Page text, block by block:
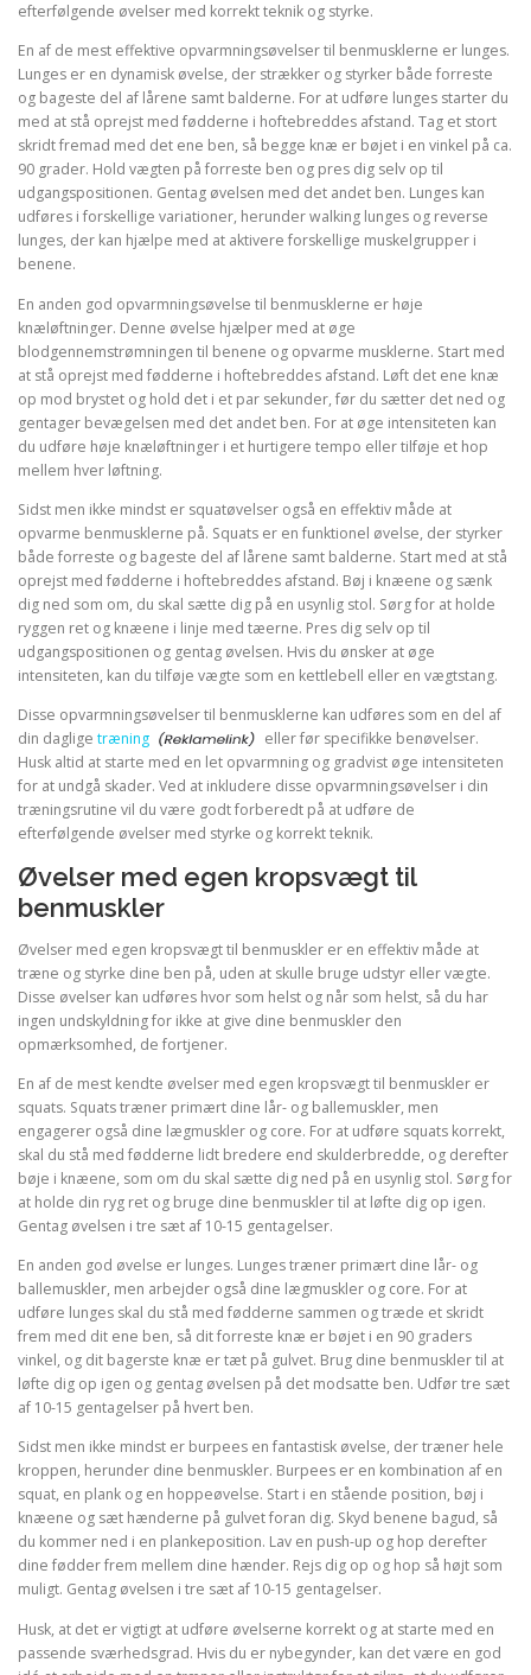
efterfølgende øvelser med korrekt teknik og styrke.
En af de mest effektive opvarmningsøvelser til benmusklerne er lunges.
Lunges er en dynamisk øvelse, der strækker og styrker både forreste
og bageste del af lårene samt balderne. For at udføre lunges starter du
med at stå oprejst med fødderne i hoftebreddes afstand. Tag et stort
skridt fremad med det ene ben, så begge knæ er bøjet i en vinkel på ca.
90 grader. Hold vægten på forreste ben og pres dig selv op til
udgangspositionen. Gentag øvelsen med det andet ben. Lunges kan
udføres i forskellige variationer, herunder walking lunges og reverse
lunges, der kan hjælpe med at aktivere forskellige muskelgrupper i
benene.
En anden god opvarmningsøvelse til benmusklerne er høje
knæløftninger. Denne øvelse hjælper med at øge
blodgennemstrømningen til benene og opvarme musklerne. Start med
at stå oprejst med fødderne i hoftebreddes afstand. Løft det ene knæ
op mod brystet og hold det i et par sekunder, før du sætter det ned og
gentager bevægelsen med det andet ben. For at øge intensiteten kan
du udføre høje knæløftninger i et hurtigere tempo eller tilføje et hop
mellem hver løftning.
Sidst men ikke mindst er squatøvelser også en effektiv måde at
opvarme benmusklerne på. Squats er en funktionel øvelse, der styrker
både forreste og bageste del af lårene samt balderne. Start med at stå
oprejst med fødderne i hoftebreddes afstand. Bøj i knæene og sænk
dig ned som om, du skal sætte dig på en usynlig stol. Sørg for at holde
ryggen ret og knæene i linje med tæerne. Pres dig selv op til
udgangspositionen og gentag øvelsen. Hvis du ønsker at øge
intensiteten, kan du tilføje vægte som en kettlebell eller en vægtstang.
Disse opvarmningsøvelser til benmusklerne kan udføres som en del af
din daglige træning
eller før specifikke benøvelser.
Husk altid at starte med en let opvarmning og gradvist øge intensiteten
for at undgå skader. Ved at inkludere disse opvarmningsøvelser i din
træningsrutine vil du være godt forberedt på at udføre de
efterfølgende øvelser med styrke og korrekt teknik.
Øvelser med egen kropsvægt til
benmuskler
Øvelser med egen kropsvægt til benmuskler er en effektiv måde at
træne og styrke dine ben på, uden at skulle bruge udstyr eller vægte.
Disse øvelser kan udføres hvor som helst og når som helst, så du har
ingen undskyldning for ikke at give dine benmuskler den
opmærksomhed, de fortjener.
En af de mest kendte øvelser med egen kropsvægt til benmuskler er
squats. Squats træner primært dine lår- og ballemuskler, men
engagerer også dine lægmuskler og core. For at udføre squats korrekt,
skal du stå med fødderne lidt bredere end skulderbredde, og derefter
bøje i knæene, som om du skal sætte dig ned på en usynlig stol. Sørg for
at holde din ryg ret og bruge dine benmuskler til at løfte dig op igen.
Gentag øvelsen i tre sæt af 10-15 gentagelser.
En anden god øvelse er lunges. Lunges træner primært dine lår- og
ballemuskler, men arbejder også dine lægmuskler og core. For at
udføre lunges skal du stå med fødderne sammen og træde et skridt
frem med dit ene ben, så dit forreste knæ er bøjet i en 90 graders
vinkel, og dit bagerste knæ er tæt på gulvet. Brug dine benmuskler til at
løfte dig op igen og gentag øvelsen på det modsatte ben. Udfør tre sæt
af 10-15 gentagelser på hvert ben.
Sidst men ikke mindst er burpees en fantastisk øvelse, der træner hele
kroppen, herunder dine benmuskler. Burpees er en kombination af en
squat, en plank og en hoppeøvelse. Start i en stående position, bøj i
knæene og sæt hænderne på gulvet foran dig. Skyd benene bagud, så
du kommer ned i en plankeposition. Lav en push-up og hop derefter
dine fødder frem mellem dine hænder. Rejs dig op og hop så højt som
muligt. Gentag øvelsen i tre sæt af 10-15 gentagelser.
Husk, at det er vigtigt at udføre øvelserne korrekt og at starte med en
passende sværhedsgrad. Hvis du er nybegynder, kan det være en god